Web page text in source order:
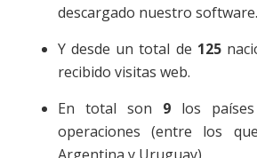
descargado nuestro software.
Y desde un total de 125
recibido visitas web.
En total son 9 los
operaciones (entre los